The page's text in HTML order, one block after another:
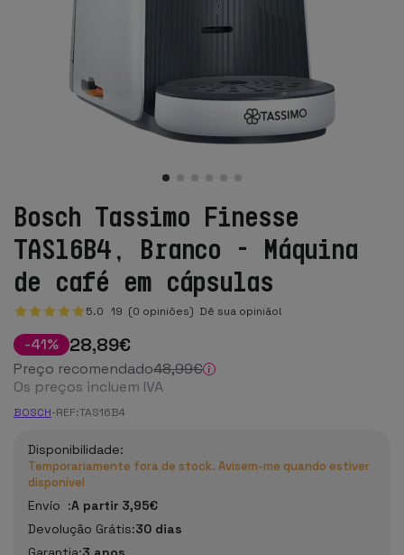
Bosch Tassimo Finesse
TAS16B4, Branco - Máquina
de café em cápsulas
5.0 19 (0 opiniões) Dê sua opinião!
-41% 28,89€
Preço recomendado48,99€
Os preços incluem IVA
BOSCH-REF:TAS16B4
Disponibilidade:
Temporariamente fora de stock. Avisem-me quando estiver
disponível
Envío :A partir 3,95€
Devolução Grátis:30 dias